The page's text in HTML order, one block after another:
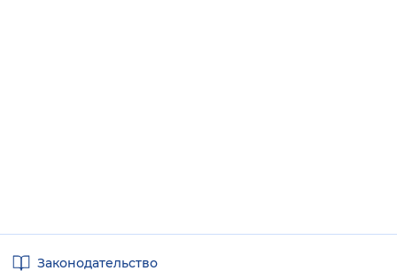
Законодательство